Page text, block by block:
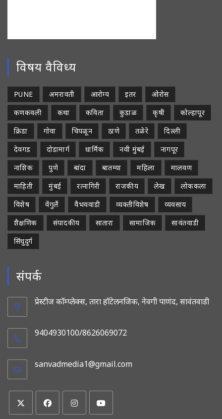
विषय वैविध्य
PUNE अमरावती आरोग्य इतर
ओरोस
कणकवली
कथा कविता कुडाळ कृषी
कोल्हापूर
क्रिडा
गोवा चिपळून ठाणे तळेरे
दिल्ली
देवगड
दोडामार्ग धार्मिक नवी मुंबई
नागपूर
नाशिक
पुणे बांदा बातम्या महिला
मालवण
माहिती
मुंबई रत्नागिरी राजकीय लेख
लोककला
विशेष
वेंगुर्ले वैभववाडी व्यक्तीविशेष
व्यवसाय
शैक्षणिक
संपादकीय सातारा सामाजिक
सावंतवाडी
सिंधुदुर्ग
संपर्क
प्रेस्टीज कॉम्प्लेक्स, तारा हॉटेलनजिक, नेवगी पाणंद, सावंतवाडी
9404930100/8626069072
sanvadmedia1@gmail.com